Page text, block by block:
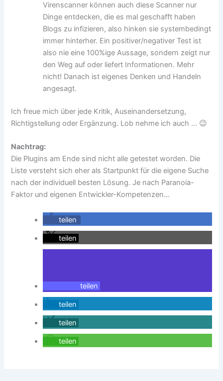
Virenscanner können auch diese Scanner nur
Dinge entdecken, die es mal geschafft haben
Blogs zu infizieren, also hinken sie systembedingt
immer hinterher. Ein positiver/negativer Test ist
also nie eine 100%ige Aussage, sondern zeigt nur
den Weg auf oder liefert Informationen. Mehr
nicht! Danach ist eigenes Denken und Handeln
angesagt.
Ich freue mich über jede Kritik, Auseinandersetzung,
Richtigstellung oder Ergänzung. Lob nehme ich auch … 😉
Nachtrag:
Die Plugins am Ende sind nicht alle getestet worden. Die
Liste versteht sich eher als Startpunkt für die eigene Suche
nach der individuell besten Lösung. Je nach Paranoia-
Faktor und eigenen Entwickler-Kompetenzen…
teilen
teilen
teilen
teilen
teilen
teilen